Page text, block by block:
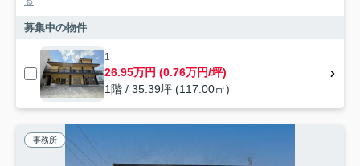
募集中の物件
1
26.95万円 (0.76万円/坪)
1階 / 35.39坪 (117.00㎡)
事務所